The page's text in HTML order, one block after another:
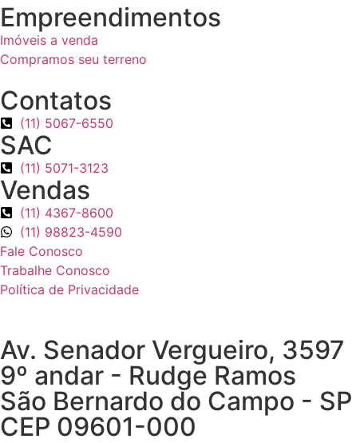
Empreendimentos
Imóveis a venda
Compramos seu terreno
Contatos
(11) 5067-6550
SAC
(11) 5071-3123
Vendas
(11) 4367-8600
(11) 98823-4590
Fale Conosco
Trabalhe Conosco
Política de Privacidade
Av. Senador Vergueiro, 3597
9º andar - Rudge Ramos
São Bernardo do Campo - SP
CEP 09601-000